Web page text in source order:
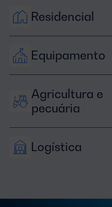
Residencial
Equipamento
Agricultura e
pecuária
Logística